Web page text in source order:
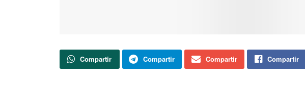
Compartir Compartir Compartir Compartir